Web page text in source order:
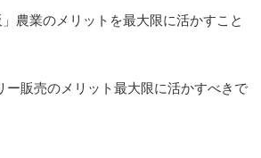
農業のメリットを最大限に活かすこと
ー販売のメリット最大限に活かすべきで